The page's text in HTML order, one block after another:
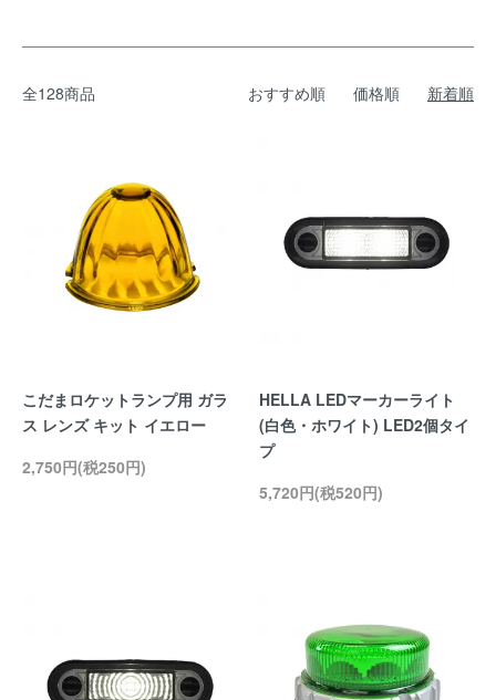
全128商品 おすすめ順 価格順 新着順
こだまロケットランプ用 ガラ
ス レンズ キット イエロー
2,750円(税250円)
HELLA LEDマーカーライト
(白色・ホワイト) LED2個タイ
プ
5,720円(税520円)